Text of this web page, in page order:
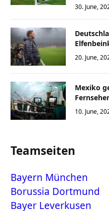
30. June,
20. June,
Mexiko
10. June,
Teamseiten
Bayern München
Borussia Dortmund
Bayer Leverkusen